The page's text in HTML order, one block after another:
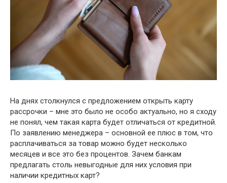
На днях столкнулся с предложением открыть карту
рассрочки – мне это было не особо актуально, но я сходу
не понял, чем такая карта будет отличаться от кредитной.
По заявлению менеджера – основной ее плюс в том, что
расплачиваться за товар можно будет несколько
месяцев и все это без процентов. Зачем банкам
предлагать столь невыгодные для них условия при
наличии кредитных карт?